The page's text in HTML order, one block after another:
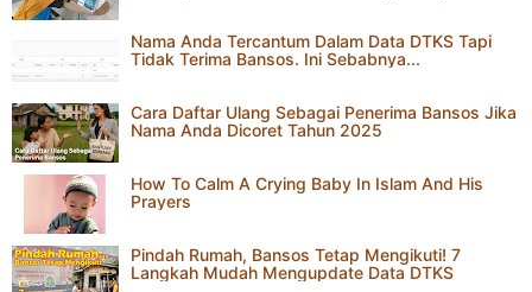
Nama Anda Tercantum Dalam Data DTKS Tapi
Tidak Terima Bansos. Ini Sebabnya...
Cara Daftar Ulang Sebagai Penerima Bansos Jika
Nama Anda Dicoret Tahun 2025
How To Calm A Crying Baby In Islam And His
Prayers
Pindah Rumah, Bansos Tetap Mengikuti! 7
Langkah Mudah Mengupdate Data DTKS